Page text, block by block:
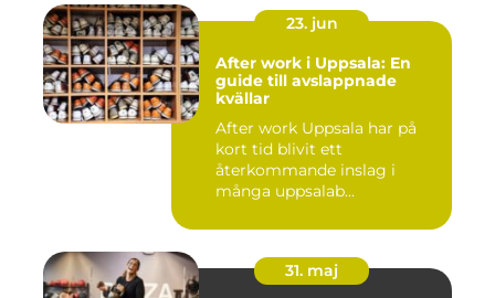
23. jun
After work i Uppsala: En
guide till avslappnade
kvällar
After work Uppsala har på
kort tid blivit ett
återkommande inslag i
många uppsalab...
31. maj